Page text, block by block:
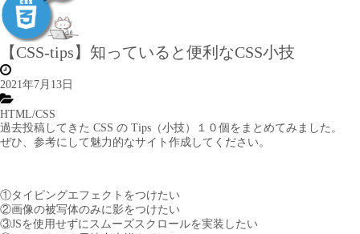
【CSS-tips】知っていると便利なCSS小技
2021年7月13日
HTML/CSS
過去投稿してきた CSS の Tips（小技）１０個をまとめてみました。
ぜひ、参考にして魅力的なサイト作成してください。
①タイピングエフェクトをつけたい
②画像の被写体のみに影をつけたい
③JSを使用せずにスムーズスクロールを実装したい